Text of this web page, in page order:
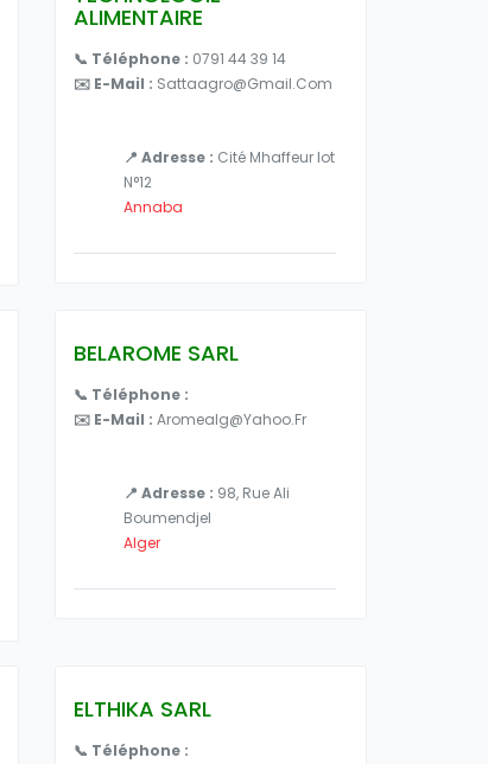
ALIMENTAIRE
📞 Téléphone : 0791 44 39 14
✉️ E-Mail : Sattaagro@gmail.com
📍 Adresse : Cité Mhaffeur lot
N°12
Annaba
BELAROME SARL
📞 Téléphone :
✉️ E-Mail :Aromealg@yahoo.fr
📍 Adresse : 98, Rue Ali
Boumendjel
Alger
ELTHIKA SARL
📞 Téléphone :